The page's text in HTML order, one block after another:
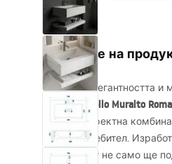
Кухня
Аксесоари и
Описание на
Оценете елегантността и
за баня Apollo Muralto
Това е перфектна
всеки потребител.
комплектът не само ще